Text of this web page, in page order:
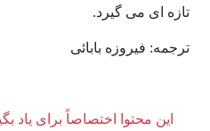
تازه ای می گیرد.
ترجمه: فیروزه بابائی
این محتوا اختصاصاً برای یاد